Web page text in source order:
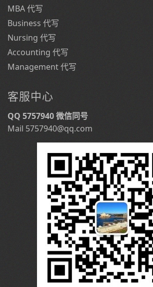
MBA 代写
Business 代写
Nursing 代写
Accounting 代写
Management 代写
客服中心
QQ 5757940 微信同号
Mail 5757940@qq.com